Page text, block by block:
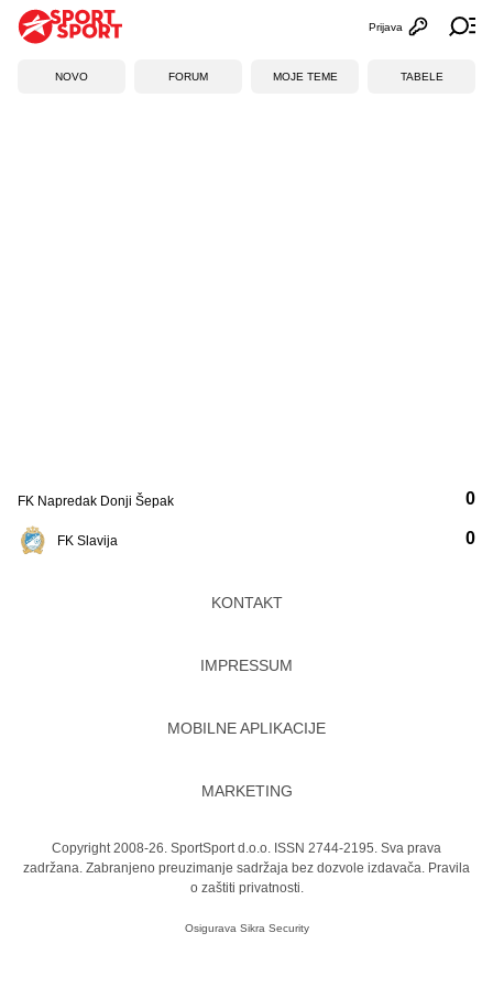
Otvori
Prijava
NOVO FORUM MOJE TEME TABELE
FK Napredak Donji Šepak
FK Slavija
0
0
KONTAKT
IMPRESSUM
MOBILNE APLIKACIJE
MARKETING
Copyright 2008-26. SportSport d.o.o. ISSN 2744-2195. Sva prava
zadržana. Zabranjeno preuzimanje sadržaja bez dozvole izdavača. Pravila
o zaštiti privatnosti.
Osigurava Sikra Security